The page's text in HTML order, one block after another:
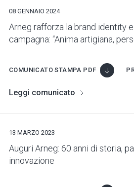
08 GENNAIO 2024
Arneg rafforza la brand identity
campagna: “Anima artigiana,
COMUNICATO STAMPA PDF
Leggi comunicato
13 MARZO 2023
Auguri Arneg: 60 anni di storia,
innovazione